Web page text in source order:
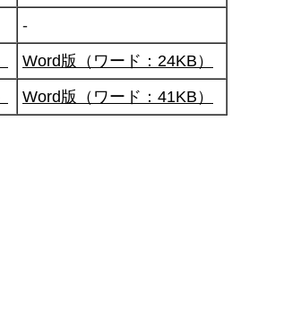
-
Word版（ワード：24KB）
Word版（ワード：41KB）